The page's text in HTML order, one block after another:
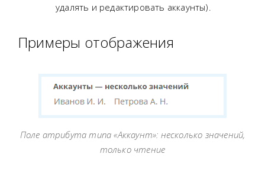
удалять и редактировать аккаунты).
Примеры отображения
Поле атрибута типа «Аккаунт»: несколько значений,
только чтение